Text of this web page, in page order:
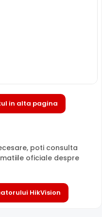
sau in conditii de
de pana la 50 metri,
dotata cu un iluminator in
in alta pagina
poti consulta
oficiale despre
HikVision